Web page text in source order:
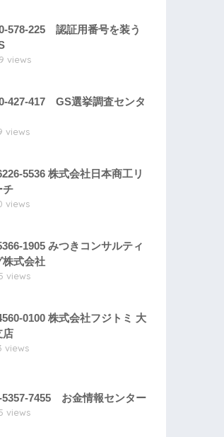
578-225 認証用番号を装う
views
427-417 GS選挙調査センタ
views
5536 株式会社日本商工リ
チ
views
1905 みつきコンサルティ
株式会社
views
0100 株式会社フジトミ 大
店
views
5357-7455 お金情報センター
views